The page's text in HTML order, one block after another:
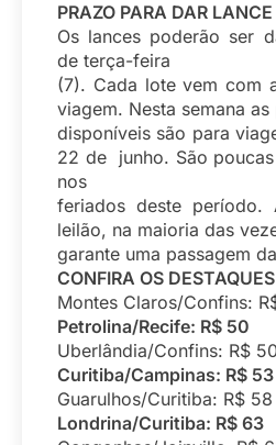
PRAZO PARA DAR LANCE
Os lances poderão ser
de terça-feira
(7). Cada lote vem com
viagem. Nesta semana as
disponíveis são para
22 de junho. São
nos
feriados deste período.
leilão, na maioria das
garante uma passagem
CONFIRA OS
Montes Claros/Confins:
Petrolina/Recife: R$ 50
Uberlândia/Confins: R$ 50
Curitiba/Campinas: R$ 53
Guarulhos/Curitiba: R$ 58
Londrina/Curitiba: R$ 63